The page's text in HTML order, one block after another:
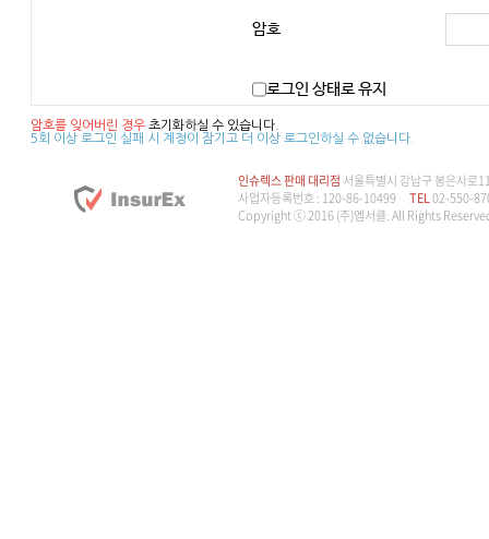
암호
로그인 상태로 유지
암호를 잊어버린 경우초기화하실 수 있습니다.
5회 이상 로그인 실패 시 계정이 잠기고 더 이상 로그인하실 수 없습니다.
인슈렉스 판매 대리점 서울특별시 강남구 봉은사로
사업자등록번호 : 120-86-10499
TEL02-550-
Copyright ⓒ 2016 (주)엠서클. All Rights